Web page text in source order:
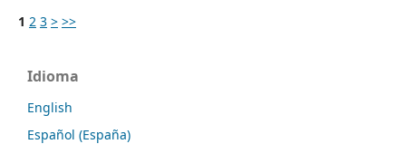
1 2 3 > >>
Idioma
English
Español (España)